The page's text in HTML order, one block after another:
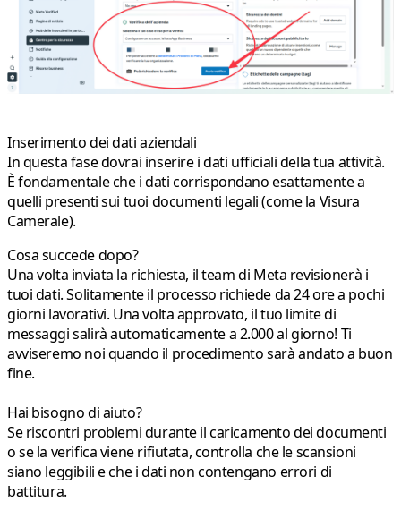
Inserimento dei dati aziendali
In questa fase dovrai inserire i dati ufficiali della tua attività.
È fondamentale che i dati corrispondano esattamente a
quelli presenti sui tuoi documenti legali (come la Visura
Camerale).
Cosa succede dopo?
Una volta inviata la richiesta, il team di Meta revisionerà i
tuoi dati. Solitamente il processo richiede da 24 ore a pochi
giorni lavorativi. Una volta approvato, il tuo limite di
messaggi salirà automaticamente a 2.000 al giorno! Ti
avviseremo noi quando il procedimento sarà andato a buon
fine.
Hai bisogno di aiuto?
Se riscontri problemi durante il caricamento dei documenti
o se la verifica viene rifiutata, controlla che le scansioni
siano leggibili e che i dati non contengano errori di
battitura.